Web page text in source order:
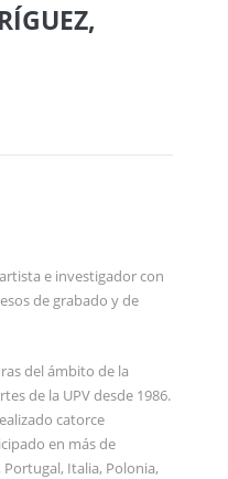
e investigador con
de grabado y de
del ámbito de la
de la UPV desde 1986.
catorce
en más de
Italia, Polonia,